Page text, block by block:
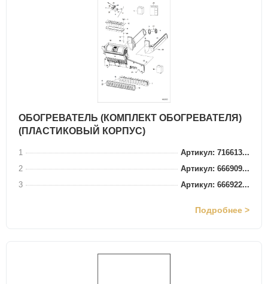
ОБОГРЕВАТЕЛЬ (КОМПЛЕКТ ОБОГРЕВАТЕЛЯ)
(ПЛАСТИКОВЫЙ КОРПУС)
1
Артикул: 716613...
2
Артикул: 666909...
3
Артикул: 666922...
Подробнее >